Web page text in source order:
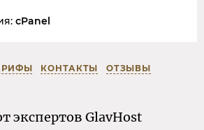
cPanel
КОНТАКТЫ ОТЗЫВЫ
экспертов GlavHost